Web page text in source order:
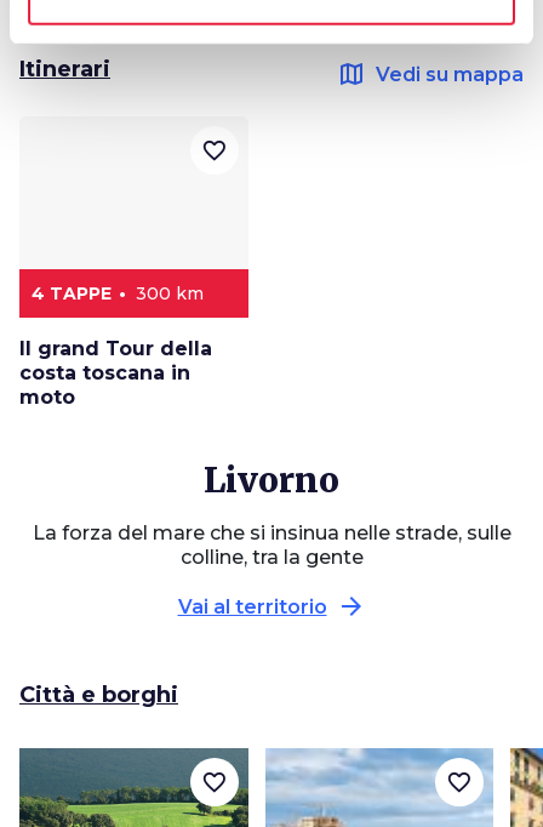
Itinerari map Vedi su mappa
4 TAPPE 300 km
Il grand Tour della
costa toscana in
moto
favorite_border
Livorno
La forza del mare che si insinua nelle strade, sulle
colline, tra la gente
Vai al territorio arrow_forward
Città e borghi
favorite_border favorite_border